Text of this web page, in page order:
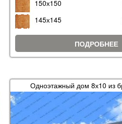
150х150
145х145
ПОДРОБНЕЕ
Одноэтажный дом 8х10 из